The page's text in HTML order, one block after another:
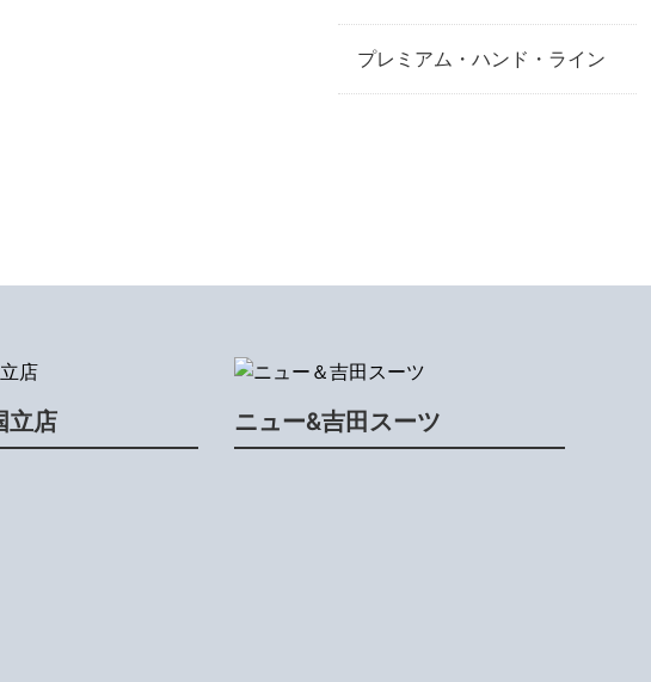
プレミアム・ハンド・ライン
立店 ニュー&吉田スーツ